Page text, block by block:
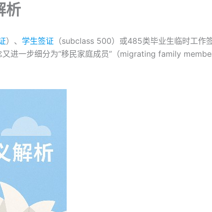
析
）、 学生签证 （subclass 500）或485类毕业生临时工作
进一步细分为“移民家庭成员”（migrating family